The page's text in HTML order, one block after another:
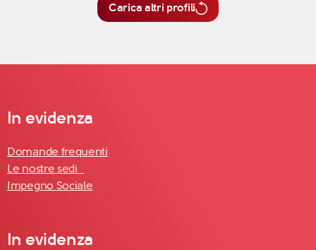
Carica altri profili
In evidenza
Domande frequenti
Le nostre sedi
Impegno Sociale
In evidenza